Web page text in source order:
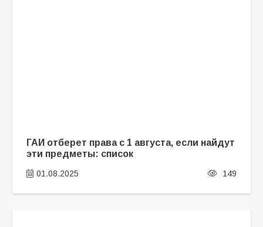
ГАИ отберет права с 1 августа, если найдут
эти предметы: список
01.08.2025 149